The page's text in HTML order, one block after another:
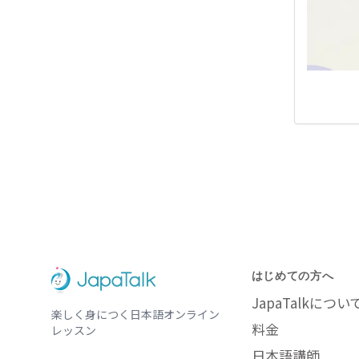
楽しく身につく日本語オンライン
レッスン
はじめての方へ
JapaTalkについ
料金